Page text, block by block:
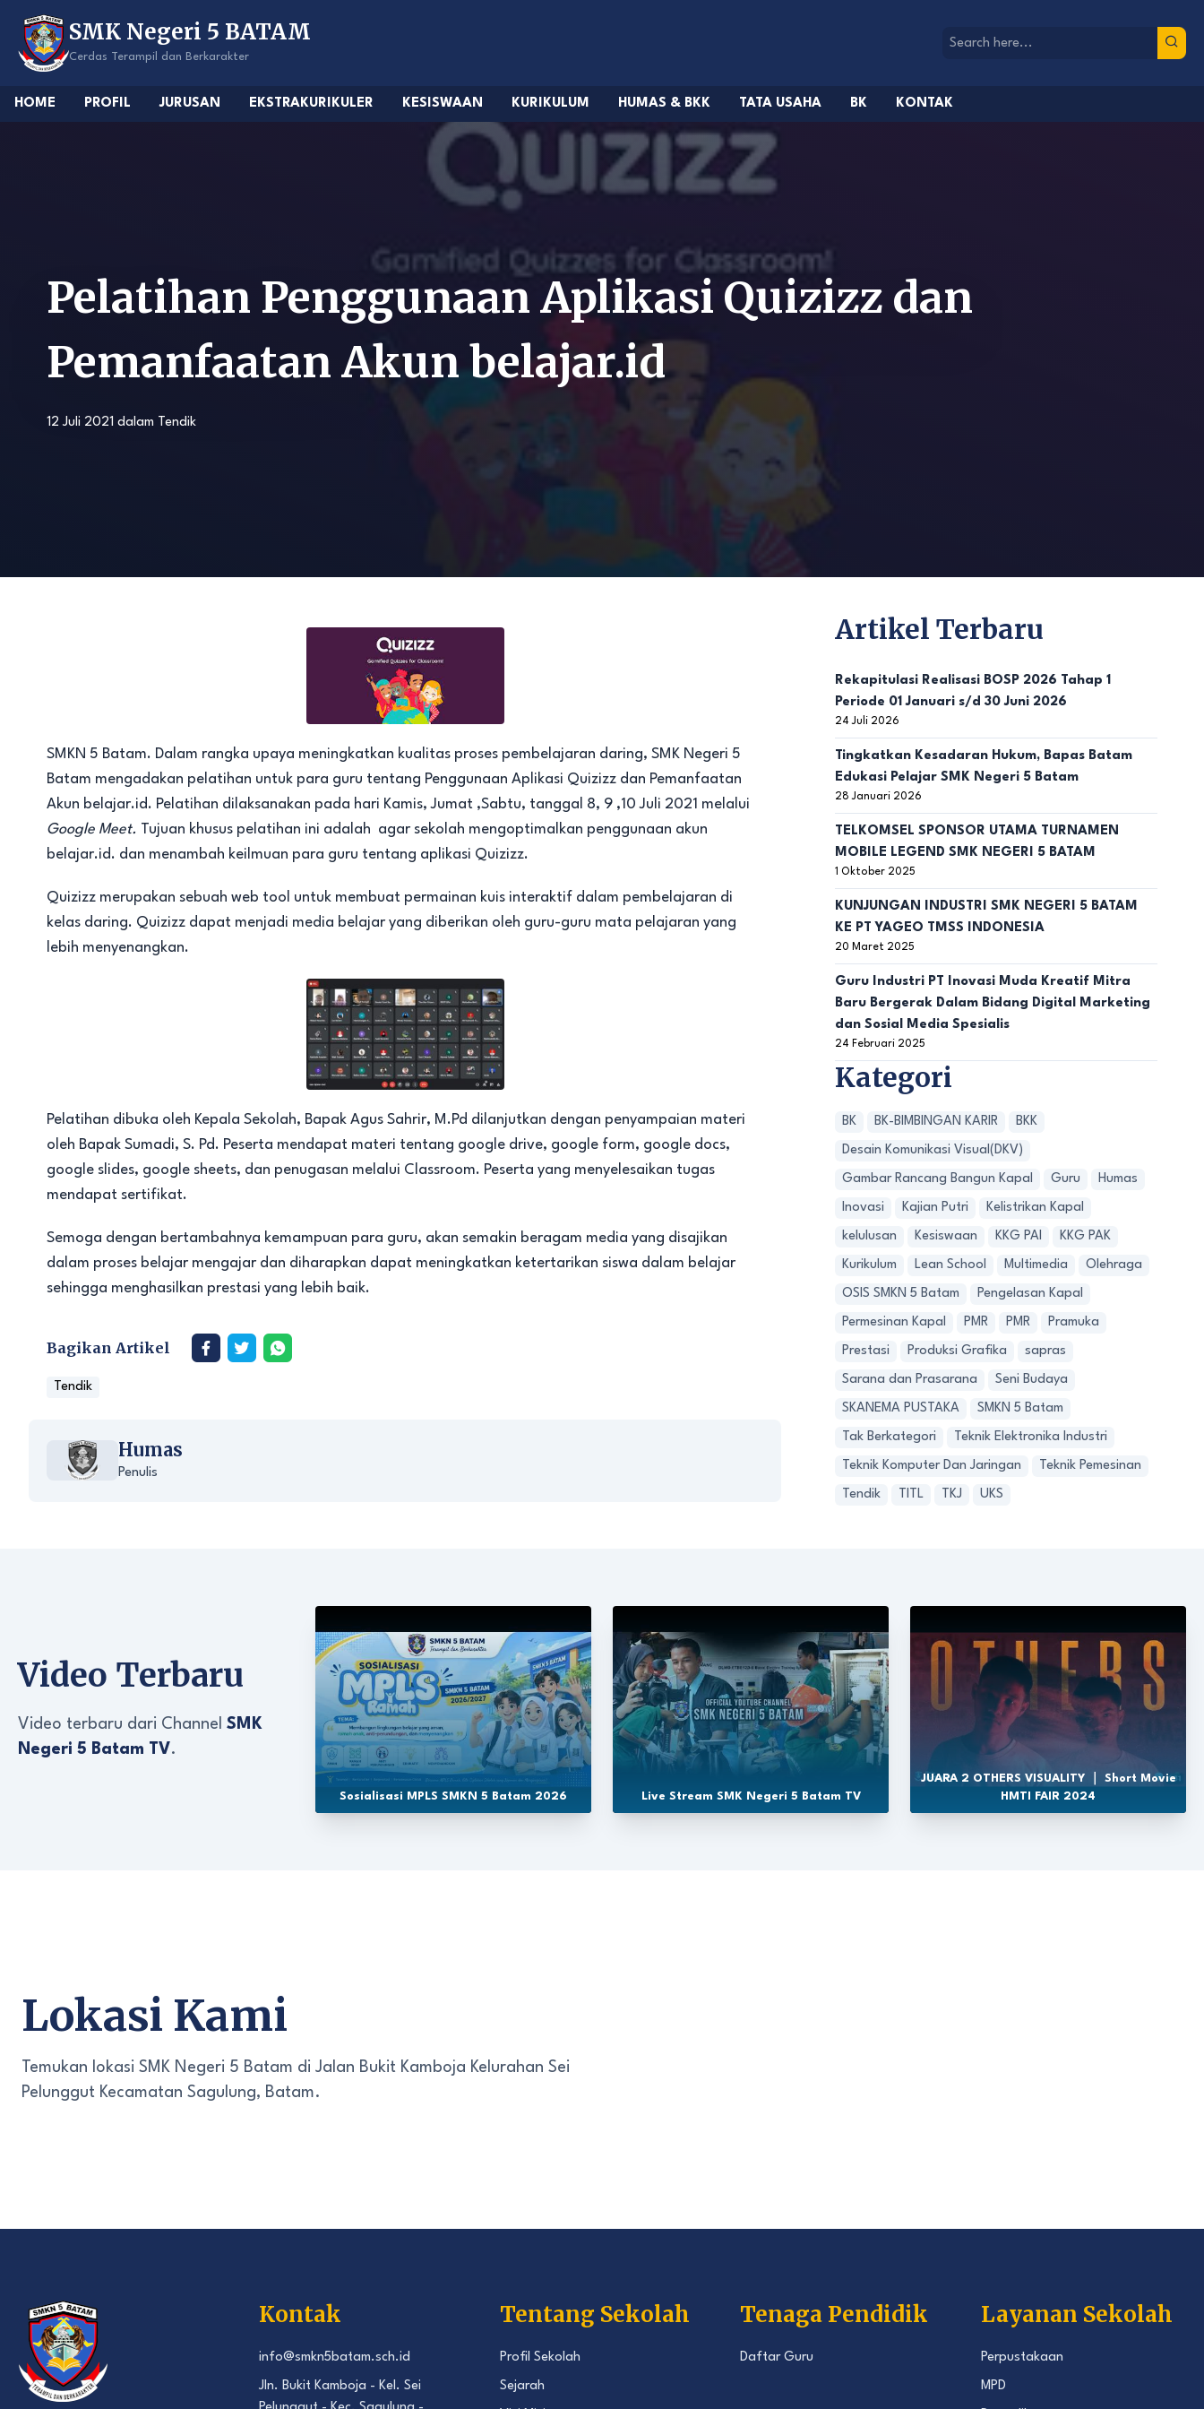
content
SMK Negeri 5 BATAM
Cerdas Terampil dan Berkarakter
HOME PROFIL JURUSAN EKSTRAKURIKULER KESISWAAN KURIKULUM HUMAS & BKK TATA USAHA BK KONTAK
Pelatihan Penggunaan Aplikasi Quizizz dan
Pemanfaatan Akun belajar.id
12 Juli 2021 dalam Tendik
SMKN 5 Batam. Dalam rangka upaya meningkatkan kualitas proses pembelajaran daring, SMK Negeri 5
Batam mengadakan pelatihan untuk para guru tentang Penggunaan Aplikasi Quizizz dan Pemanfaatan
Akun belajar.id. Pelatihan dilaksanakan pada hari Kamis, Jumat ,Sabtu, tanggal 8, 9 ,10 Juli 2021 melalui
Google Meet. Tujuan khusus pelatihan ini adalah agar sekolah mengoptimalkan penggunaan akun
belajar.id. dan menambah keilmuan para guru tentang aplikasi Quizizz.
Quizizz merupakan sebuah web tool untuk membuat permainan kuis interaktif dalam pembelajaran di
kelas daring. Quizizz dapat menjadi media belajar yang diberikan oleh guru-guru mata pelajaran yang
lebih menyenangkan.
Pelatihan dibuka oleh Kepala Sekolah, Bapak Agus Sahrir, M.Pd dilanjutkan dengan penyampaian materi
oleh Bapak Sumadi, S. Pd. Peserta mendapat materi tentang google drive, google form, google docs,
google slides, google sheets, dan penugasan melalui Classroom. Peserta yang menyelesaikan tugas
mendapat sertifikat.
Semoga dengan bertambahnya kemampuan para guru, akan semakin beragam media yang disajikan
dalam proses belajar mengajar dan diharapkan dapat meningkatkan ketertarikan siswa dalam belajar
sehingga menghasilkan prestasi yang lebih baik.
Bagikan Artikel
Tendik
Humas
Penulis
Artikel Terbaru
Rekapitulasi Realisasi BOSP 2026 Tahap 1
Periode 01 Januari s/d 30 Juni 2026
24 Juli 2026
Tingkatkan Kesadaran Hukum, Bapas Batam
Edukasi Pelajar SMK Negeri 5 Batam
28 Januari 2026
TELKOMSEL SPONSOR UTAMA TURNAMEN
MOBILE LEGEND SMK NEGERI 5 BATAM
1 Oktober 2025
KUNJUNGAN INDUSTRI SMK NEGERI 5 BATAM
KE PT YAGEO TMSS INDONESIA
20 Maret 2025
Guru Industri PT Inovasi Muda Kreatif Mitra
Baru Bergerak Dalam Bidang Digital Marketing
dan Sosial Media Spesialis
24 Februari 2025
Kategori
BK BK-BIMBINGAN KARIR BKK
Desain Komunikasi Visual(DKV)
Gambar Rancang Bangun Kapal Guru Humas
Inovasi Kajian Putri Kelistrikan Kapal
kelulusan Kesiswaan KKG PAI KKG PAK
Kurikulum Lean School Multimedia Olehraga
OSIS SMKN 5 Batam Pengelasan Kapal
Permesinan Kapal PMR PMR Pramuka
Prestasi Produksi Grafika sapras
Sarana dan Prasarana Seni Budaya
SKANEMA PUSTAKA SMKN 5 Batam
Tak Berkategori Teknik Elektronika Industri
Teknik Komputer Dan Jaringan Teknik Pemesinan
Tendik TITL TKJ UKS
Video Terbaru
Video terbaru dari Channel SMK
Negeri 5 Batam TV.
Sosialisasi MPLS SMKN 5 Batam 2026 Live Stream SMK Negeri 5 Batam TV
JUARA 2 OTHERS VISUALITY ｜ Short Movie
HMTI FAIR 2024
Lokasi Kami
Temukan lokasi SMK Negeri 5 Batam di Jalan Bukit Kamboja Kelurahan Sei
Pelunggut Kecamatan Sagulung, Batam.
Kontak
info@smkn5batam.sch.id
Jln. Bukit Kamboja - Kel. Sei
Tentang Sekolah
Profil Sekolah
Sejarah
Tenaga Pendidik
Daftar Guru
Layanan Sekolah
Perpustakaan
MPD